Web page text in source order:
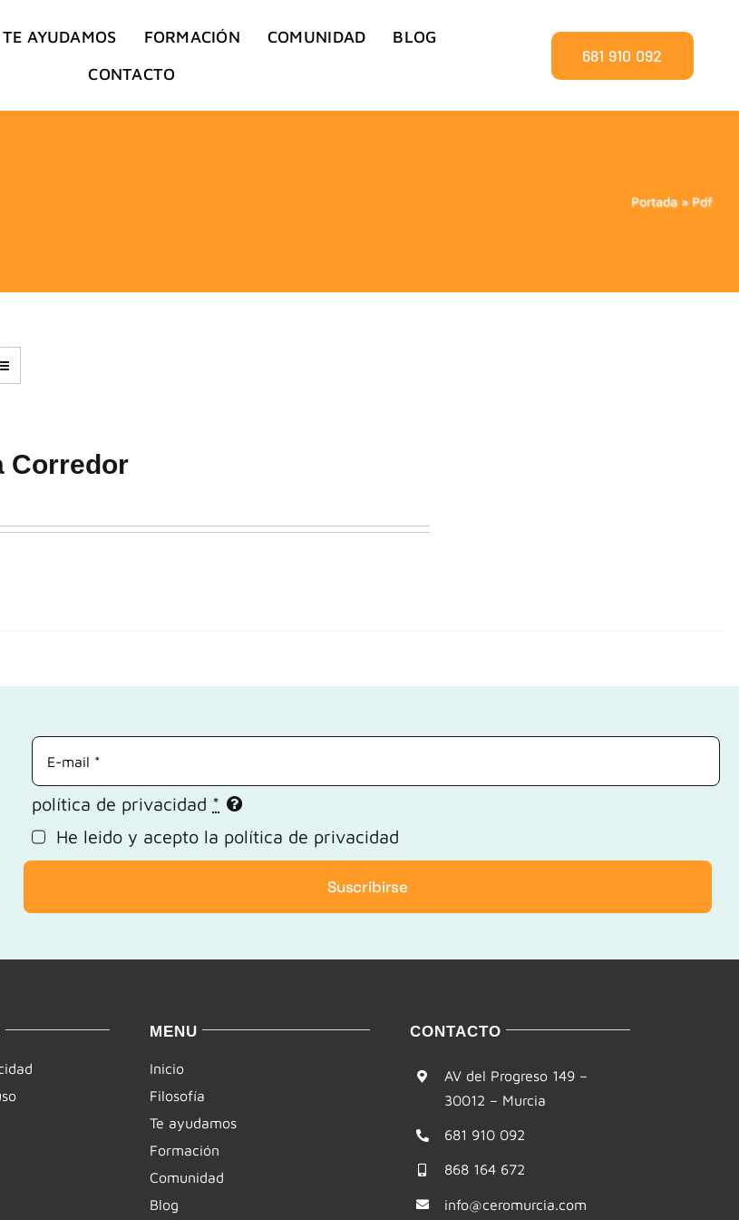
TE AYUDAMOS FORMACIÓN COMUNIDAD
BLOG
CONTACTO
681 910 092
Portada» Pdf
Corredor
política de privacidad *
He leido y acepto la política de privacidad
Suscribirse
MENU
Inicio
Filosofía
Te ayudamos
Formación
Comunidad
Blog
CONTACTO
AV del Progreso 149 –
30012 – Murcia
681 910 092
868 164 672
info@ceromurcia.com